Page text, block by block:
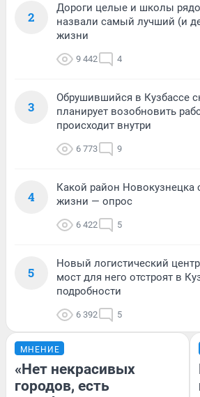
2
Дороги целые и школы
назвали самый лучший (и
жизни
9 442 4
3
Обрушившийся в Кузбассе
планирует возобновить
происходит внутри
6 773 9
4
Какой район
жизни — опрос
6 422 5
5
Новый логистический
мост для него отстроят в
подробности
6 392 5
МНЕНИЕ
«Нет некрасивых
городов, есть